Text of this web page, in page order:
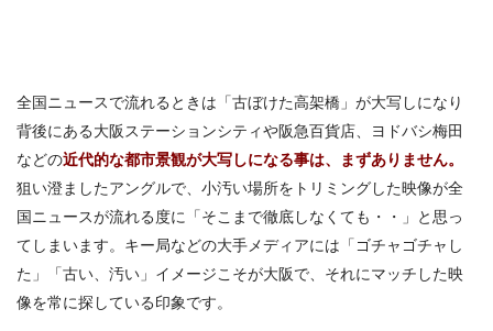
全国ニュースで流れるときは「古ぼけた高架橋」が大写しになり
背後にある大阪ステーションシティや阪急百貨店、ヨドバシ梅田
などの近代的な都市景観が大写しになる事は、まずありません。
狙い澄ましたアングルで、小汚い場所をトリミングした映像が全
国ニュースが流れる度に「そこまで徹底しなくても・・」と思っ
てしまいます。キー局などの大手メディアには「ゴチャゴチャし
た」「古い、汚い」イメージこそが大阪で、それにマッチした映
像を常に探している印象です。